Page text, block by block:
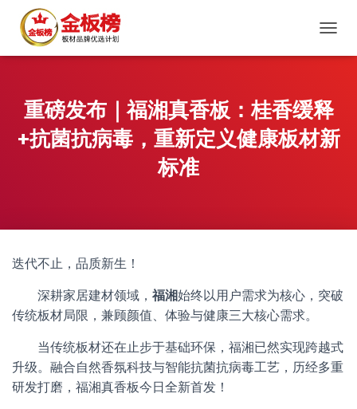
换
重磅发布｜福湘真香板：桂香缓释
+抗菌抗病毒，重新定义健康板材新
标准
迭代不止，品质新生！
深耕家居建材领域， 福湘始终以用户需求为核心，突破
传统板材局限，兼顾颜值、体验与健康三大核心需求。
当传统板材还在止步于基础环保，福湘已然实现跨越式
升级。融合自然香氛科技与智能抗菌抗病毒工艺，历经多重
研发打磨，福湘真香板今日全新首发！